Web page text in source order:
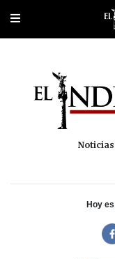
Portada
Noticias
Hoy